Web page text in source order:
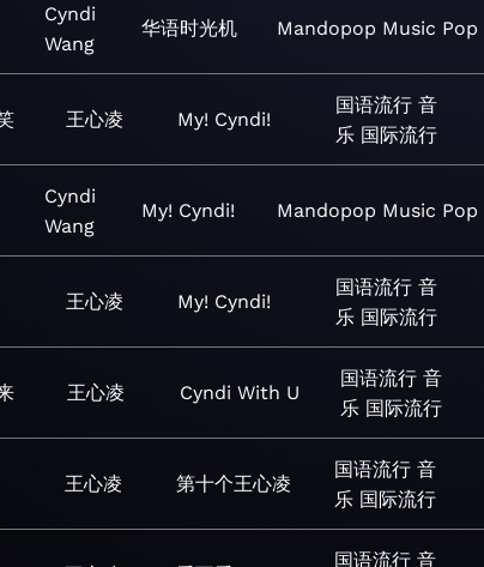
Cyndi
Wang
华语时光机 Mandopop Music Pop
王心凌 My! Cyndi!
国语流行 音
乐 国际流行
Cyndi
Wang
My! Cyndi! Mandopop Music Pop
王心凌 My! Cyndi!
国语流行 音
乐 国际流行
王心凌 Cyndi With U
国语流行 音
乐 国际流行
王心凌 第十个王心凌
国语流行 音
乐 国际流行
国语流行 音